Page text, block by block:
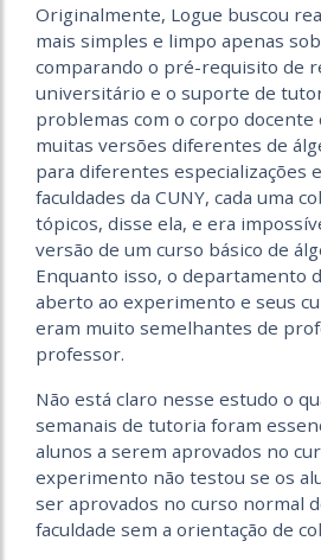
Originalmente, Logue buscou
mais simples e limpo apenas
comparando o pré-requisito de
universitário e o suporte de
problemas com o corpo docente
muitas versões diferentes de
para diferentes especializações
faculdades da CUNY, cada uma
tópicos, disse ela, e era
versão de um curso básico de
Enquanto isso, o departamento
aberto ao experimento e seus
eram muito semelhantes de
professor.
Não está claro nesse estudo o
semanais de tutoria foram
alunos a serem aprovados no
experimento não testou se os
ser aprovados no curso normal
faculdade sem a orientação de